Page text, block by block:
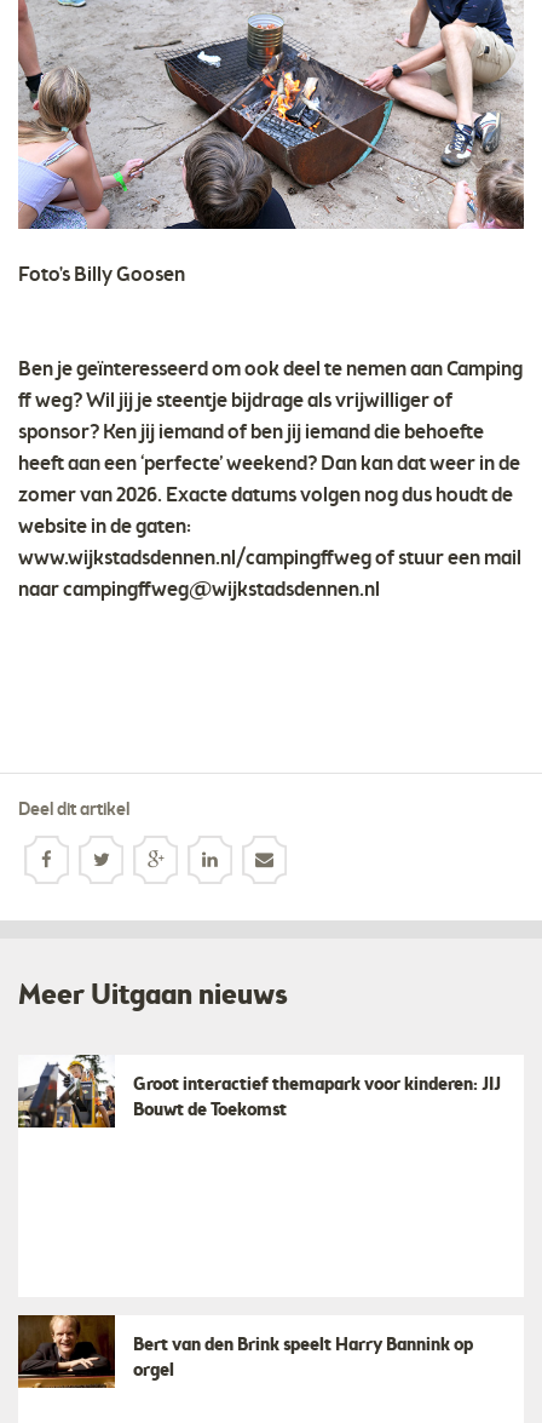
Foto's Billy Goosen
Ben je geïnteresseerd om ook deel te nemen aan Camping
ff weg? Wil jij je steentje bijdrage als vrijwilliger of
sponsor? Ken jij iemand of ben jij iemand die behoefte
heeft aan een ‘perfecte’ weekend? Dan kan dat weer in de
zomer van 2026. Exacte datums volgen nog dus houdt de
website in de gaten:
www.wijkstadsdennen.nl/campingffweg of stuur een mail
naarcampingffweg@wijkstadsdennen.nl
Deel dit artikel
Meer Uitgaan nieuws
Groot interactief themapark voor kinderen: JIJ
Bouwt de Toekomst
Bert van den Brink speelt Harry Bannink op
orgel